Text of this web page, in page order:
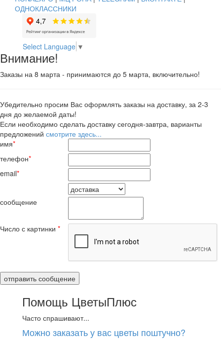
ОДНОКЛАССНИКИ
Select Language ▼
Внимание!
Заказы на 8 марта - принимаются до 5 марта, включительно!
Убедительно просим Вас оформлять заказы на доставку, за 2-3
дня до желаемой даты!
Если необходимо сделать доставку сегодня-завтра, варианты
предложений смотрите здесь...
имя*
телефон*
email*
сообщение
Число с картинки *
Помощь ЦветыПлюс
Часто спрашивают...
Можно заказать у вас цветы поштучно?